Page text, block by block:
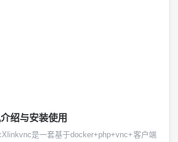
绍与安装使用
是一套基于docker+php+vnc+客户端